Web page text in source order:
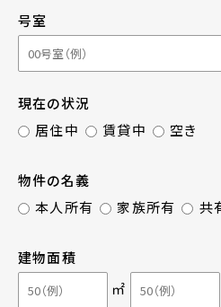
号室
現在の状況
居住中 賃貸中 空き
物件の名義
本人所有 家族所有 共
建物面積
㎡